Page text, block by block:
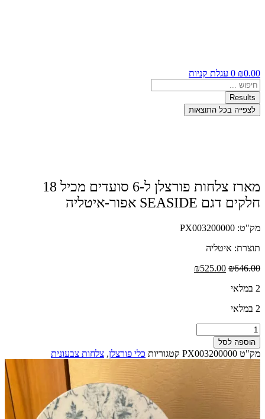
₪0.00
0 עגלת קניות
Search
...
Results
לצפייה בכל התוצאות
מארז צלחות פורצלן ל-6 סועדים מכיל 18
חלקים דגם SEASIDE אפור-איטליה
מק"ט: PX003200000
תוצרת: איטליה
₪646.00
המחיר ₪525.00
2 במלאי
2 במלאי
כמות
של
מארז
צלחות
פורצלן
ל-6
18
הוספה לסל
מק"ט PX003200000 קטגוריות כלי פורצלן, צלחות צבעונית